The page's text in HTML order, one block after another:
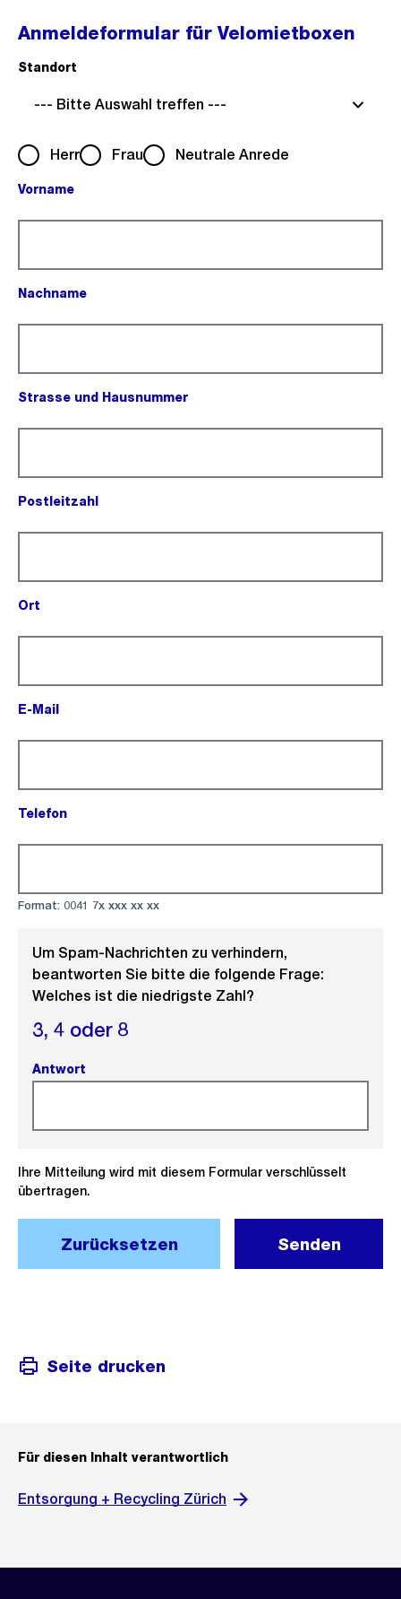
Anmeldeformular für Velomietboxen
Standort
--- Bitte Auswahl treffen ---
Herr Frau Neutrale Anrede
Vorname
Nachname
Strasse und Hausnummer
Postleitzahl
Ort
E-Mail
Telefon
Format: 0041 7x xxx xx xx
Um Spam-Nachrichten zu verhindern,
beantworten Sie bitte die folgende Frage:
Welches ist die niedrigste Zahl?
3, 4 oder 8
Antwort
Ihre Mitteilung wird mit diesem Formular verschlüsselt
übertragen.
Zurücksetzen Senden
Seite drucken
Für diesen Inhalt verantwortlich
Entsorgung + Recycling Zürich